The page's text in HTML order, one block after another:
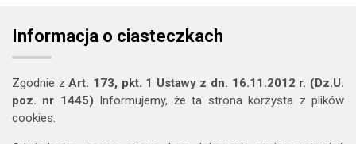
Informacja o ciasteczkach
Zgodnie zArt. 173, pkt. 1 Ustawy z dn. 16.11.2012 r. (Dz.U.
poz. nr 1445) Informujemy, że ta strona korzysta z plików
cookies.